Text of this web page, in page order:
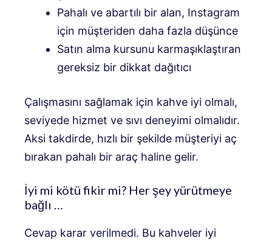
Pahalı ve abartılı bir alan, Instagram
için müşteriden daha fazla düşünce
Satın alma kursunu karmaşıklaştıran
gereksiz bir dikkat dağıtıcı
Çalışmasını sağlamak için kahve iyi olmalı,
seviyede hizmet ve sıvı deneyimi olmalıdır.
Aksi takdirde, hızlı bir şekilde müşteriyi aç
bırakan pahalı bir araç haline gelir.
İyi mi kötü fikir mi? Her şey yürütmeye
bağlı …
Cevap karar verilmedi. Bu kahveler iyi